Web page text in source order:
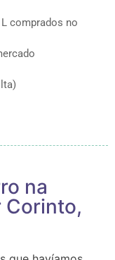
comprados no
na
Corinto,